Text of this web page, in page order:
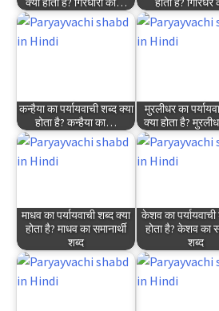
कन्हैया का पर्यायवाची शब्द क्या
होता है? कन्हैया का…
मुरलीधर का
क्या होता है?
माधव का पर्यायवाची शब्द क्या
होता है? माधव का समानार्थी
शब्द
केशव का पर्यायवाची
होता है? केशव का
शब्द